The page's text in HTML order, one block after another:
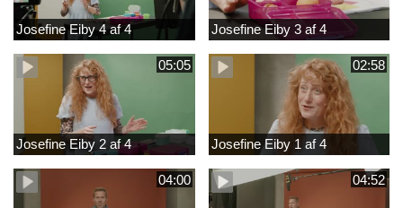
Josefine Eiby 4 af 4 Josefine Eiby 3 af 4
05:05
Josefine Eiby 2 af 4
02:58
Josefine Eiby 1 af 4
04:00 04:52